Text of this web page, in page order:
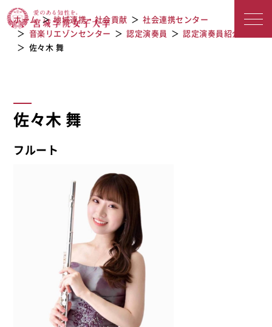
佐々木 舞
ホーム 地域連携・社会貢献
社会連携センター
音楽リエゾンセンター
認定演奏員
認定演奏員紹介
佐々木 舞
佐々木 舞
フルート